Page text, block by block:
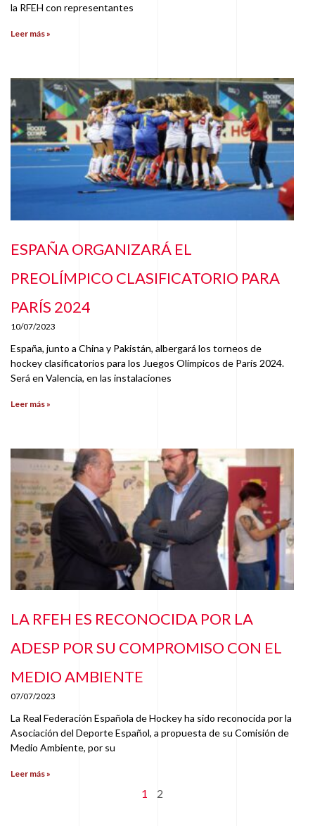
la RFEH con representantes
Leer más »
ESPAÑA ORGANIZARÁ EL
PREOLÍMPICO CLASIFICATORIO PARA
PARÍS 2024
10/07/2023
España, junto a China y Pakistán, albergará los torneos de
hockey clasificatorios para los Juegos Olímpicos de París 2024.
Será en Valencia, en las instalaciones
Leer más »
LA RFEH ES RECONOCIDA POR LA
ADESP POR SU COMPROMISO CON EL
MEDIO AMBIENTE
07/07/2023
La Real Federación Española de Hockey ha sido reconocida por la
Asociación del Deporte Español, a propuesta de su Comisión de
Medio Ambiente, por su
Leer más »
1 2